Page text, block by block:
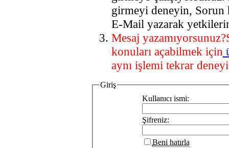
girmeyi deneyin, Sorun
E-Mail yazarak
Mesaj
konuları açabilmek için
aynı işlemi tekrar
Giriş
Kullanıcı ismi:
Şifreniz:
Beni hatırla